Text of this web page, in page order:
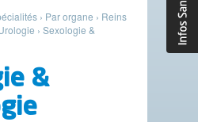
› Par organe › Reins
› Sexologie &
&